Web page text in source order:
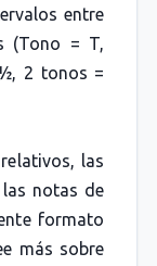
entre
(Tono = T,
2 tonos =
las
notas de
formato
más sobre